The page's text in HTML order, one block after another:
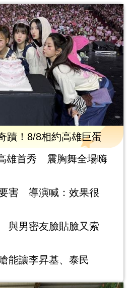
蹟！8/8相約高雄巨蛋
雄首秀 震胸舞全場嗨
害 導演喊：效果很
與男密友臉貼臉又索
能讓李昇基、泰民